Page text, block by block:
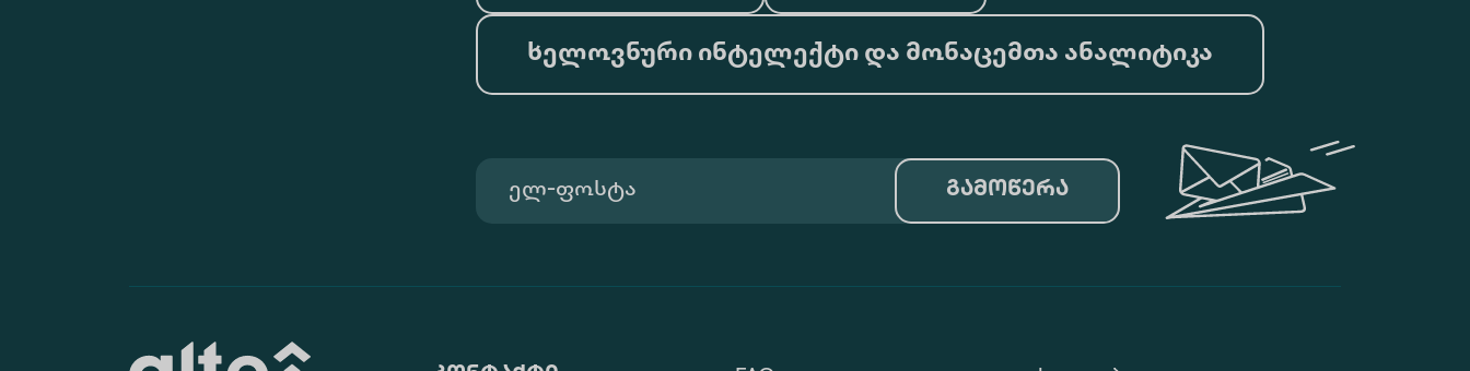
ხელოვნური ინტელექტი და მონაცემთა ანალიტიკა
გამოწერა